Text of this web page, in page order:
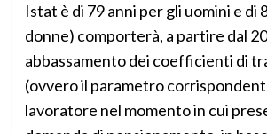
Istat è di 79 anni per gli uomini e di
donne) comporterà, a partire dal
abbassamento dei coefficienti di
(ovvero il parametro
lavoratore nel momento in cui